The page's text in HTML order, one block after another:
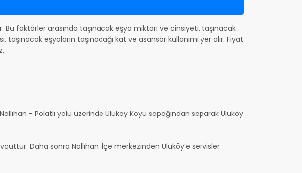
faktörler arasında taşınacak eşya miktarı ve cinsiyeti, taşınacak
eşyaların taşınacağı kat ve asansör kullanımı yer alır. Fiyat
- Polatlı yolu üzerinde Uluköy Köyü sapağından saparak Uluköy
Daha sonra Nallıhan ilçe merkezinden Uluköy’e servisler